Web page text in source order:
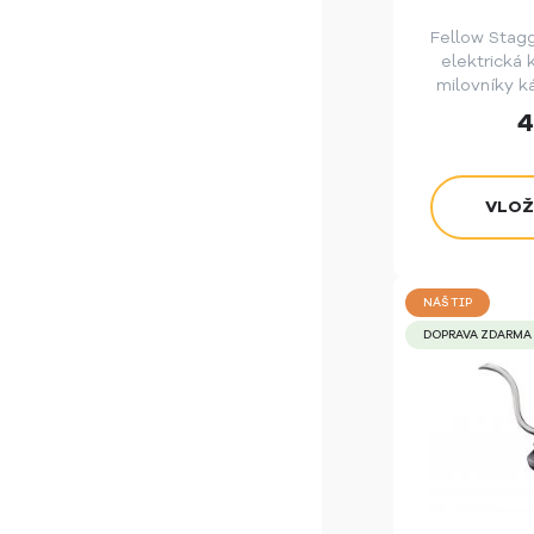
Fellow
elektrická
milovníky
maximální
Díky
NÁŠ TIP
DOPRAVA ZDARMA